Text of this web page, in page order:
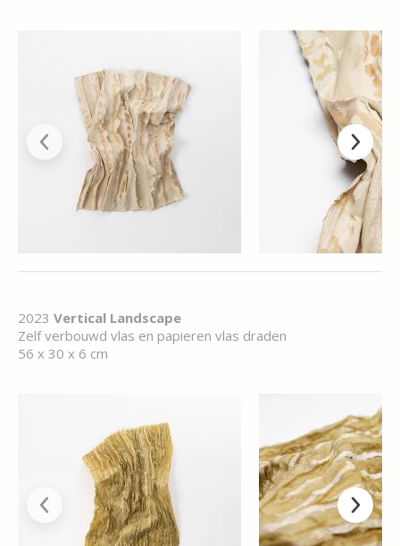
2023 Vertical Landscape
Zelf verbouwd vlas en papieren vlas draden
56 x 30 x 6 cm